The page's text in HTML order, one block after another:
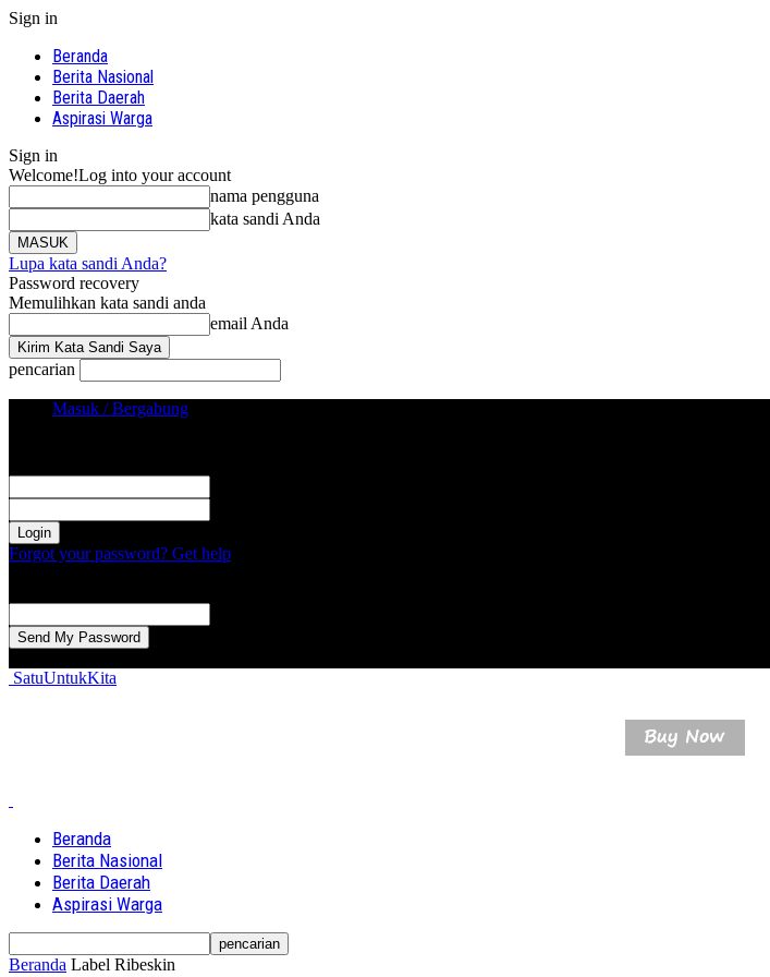
Sign in
Beranda
Berita Nasional
Berita Daerah
Aspirasi Warga
Sign in
Welcome!Log into your account
nama pengguna
kata sandi Anda
Lupa kata sandi Anda?
Password recovery
Memulihkan kata sandi anda
email Anda
pencarian
Masuk / Bergabung
Forgot your password? Get help
SatuUntukKita
Beranda
Berita Nasional
Berita Daerah
Aspirasi Warga
Beranda Label Ribeskin